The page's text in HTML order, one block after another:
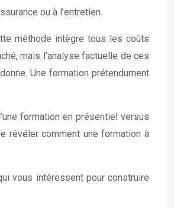
ou à l’entretien.
méthode intègre tous les coûts
mais l’analyse factuelle de ces
Une formation prétendument
formation en présentiel versus
révéler comment une formation à
vous intéressent pour construire